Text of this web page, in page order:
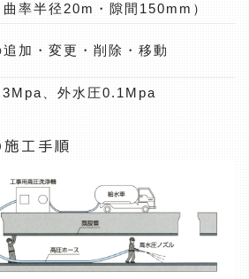
率半径20m・隙間150mm）
加・変更・削除・移動
、外水圧0.1Mpa
工手順